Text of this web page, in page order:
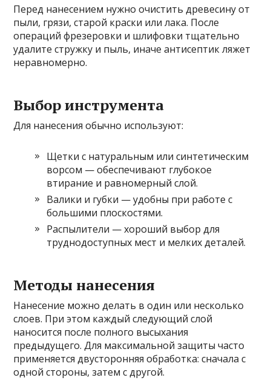
Перед нанесением нужно очистить древесину от
пыли, грязи, старой краски или лака. После
операций фрезеровки и шлифовки тщательно
удалите стружку и пыль, иначе антисептик ляжет
неравномерно.
Выбор инструмента
Для нанесения обычно используют:
Щетки с натуральным или синтетическим
ворсом — обеспечивают глубокое
втирание и равномерный слой.
Валики и губки — удобны при работе с
большими плоскостями.
Распылители — хороший выбор для
труднодоступных мест и мелких деталей.
Методы нанесения
Нанесение можно делать в один или несколько
слоев. При этом каждый следующий слой
наносится после полного высыхания
предыдущего. Для максимальной защиты часто
применяется двусторонняя обработка: сначала с
одной стороны, затем с другой.